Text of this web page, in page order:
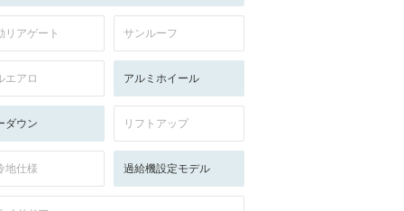
リアゲート サンルーフ
エアロ アルミホイール
ダウン リフトアップ
地仕様 過給機設定モデル